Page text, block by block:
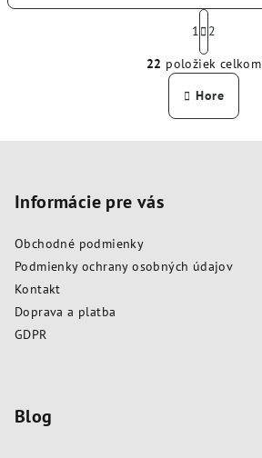
O
v
l
á
r
S
t
r
á
n
k
o
v
1
2
22 položiek celkom
Hore
Informácie pre vás
Obchodné podmienky
Podmienky ochrany osobných údajov
Kontakt
Doprava a platba
GDPR
Blog